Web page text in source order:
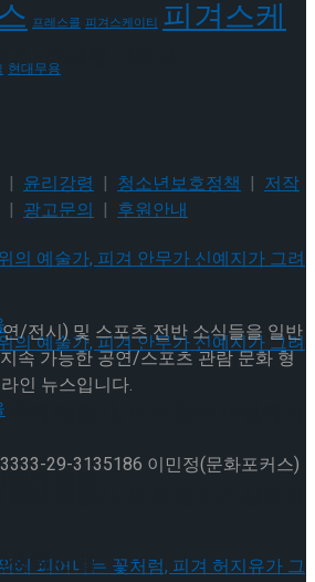
의 예술가, 피겨 안무가 신예지
생의 선율
<동대문 바이브>
생의 선율
프레스콜 피겨스케이티 피겨스케
현대무용
| 윤리강령 | 청소년보호정책 | 저작
| 광고문의 | 후원안내
/전시) 및 스포츠 전반 소식들을 일반
속 가능한 공연/스포츠 관람 문화 형
인 뉴스입니다.
29-3135186 이민정(문화포커스)